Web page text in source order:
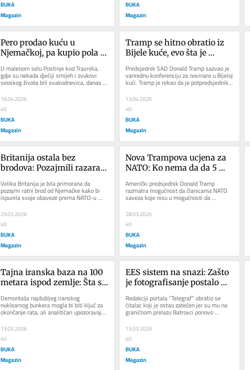
BUKA
Magazin
BUKA
Magazin
Pero prodao kuću u
Njemačkoj, pa kupio pola
U malenom selu Postinje kod Travnika,
gdje su nekada dječiji smijeh i zvukovi
seoskog života bili svakodnevica, danas
se ponovo budi nada. Za to je...
18.04.2026
40
BUKA
Magazin
Tramp se hitno obratio iz
Bijele kuće, evo šta je
Predsjednik SAD Donald Tramp sazvao je
vanrednu konferenciju za novinare u Bijeloj
kući. Tramp je rekao da je potpredsjednik
SAD Džej Di Vens...
13.04.2026
40
BUKA
Magazin
Britanija ostala bez
brodova: Pozajmili razarač
Velika Britanija je bila primorana da
pozajmi ratni brod od Njemačke kako bi
ispunila svoje obaveze prema NATO-u
nakon što je britanski premijer Kir...
29.03.2026
40
BUKA
Magazin
Nova Trampova ucjena za
NATO: Ko nema da da 5
ga braniti
Američki predsjednik Donald Tramp
razmatra mogućnost da članicama NATO
saveza koje nisu u mogućnosti da
povećaju svoje vojne izdatke do pet
odsto...
28.03.2026
40
BUKA
Magazin
Tajna iranska baza na 100
metara ispod zemlje: Šta se
Mountain“?
Demontaža najdubljeg iranskog
nuklearnog bunkera mogla bi biti ključ za
okončanje rata, ali analitičari upozoravaju
da bi njegovo potpuno...
13.03.2026
40
BUKA
Magazin
EES sistem na snazi: Zašto
je fotografisanje postalo
Redakciji portala “Telegraf” obratio se
čitalac koji je ostao zatečen jer su mu na
graničnom prelazu Batrovci ponovo
uzimani biometrijski...
13.03.2026
40
BUKA
Magazin